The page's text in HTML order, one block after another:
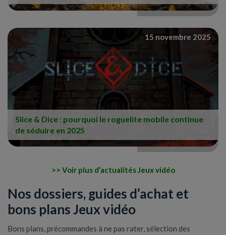
Slice & Dice : pourquoi le roguelite mobile continue
de séduire en 2025
15 novembre 2025
Voir plus d’actualités Jeux vidéo
Nos dossiers, guides d’achat et
bons plans Jeux vidéo
Bons plans, précommandes à ne pas rater, sélection des